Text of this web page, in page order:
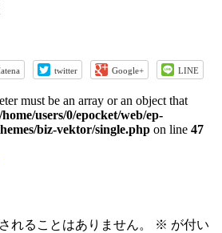
twitter Google+ LINE
must be an array or an object that
/home/users/0/epocket/web/ep-
biz-vektor/single.php on line 47
れることはありません。 ※ が付い